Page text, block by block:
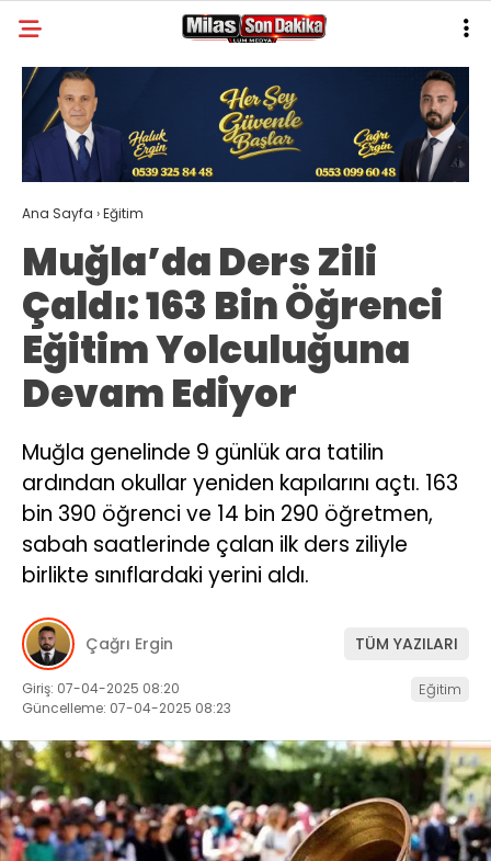
Facebook
26.8
GALERİ YAZARLAR
MILAS
MUĞLA’DAN
ASAYIŞ
GÜNDEM
EKONOMI
SPOR
VEFAT
GENEL
İLETIŞIM
KÜNYE
Ana Sayfa ›Eğitim
Muğla’da Ders Zili
Çaldı: 163 Bin Öğrenci
Eğitim Yolculuğuna
Devam Ediyor
Muğla genelinde 9 günlük ara tatilin
ardından okullar yeniden kapılarını açtı. 163
bin 390 öğrenci ve 14 bin 290 öğretmen,
sabah saatlerinde çalan ilk ders ziliyle
birlikte sınıflardaki yerini aldı.
Çağrı Ergin TÜM YAZILARI
Giriş: 07-04-2025 08:20
Güncelleme: 07-04-2025 08:23
Eğitim